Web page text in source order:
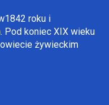
roku i
Pod koniec XIX wieku
żywieckim